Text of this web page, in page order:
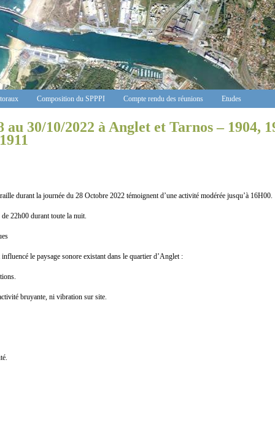
Composition du SPPPI Compte rendu des réunions Etudes
30/10/2022 à Anglet et Tarnos – 1904,
durant la journée du 28 Octobre 2022 témoignent d’une activité modérée jusqu’à 16H00.
22h00 durant toute la nuit.
le paysage sonore existant dans le quartier d’Anglet :
bruyante, ni vibration sur site.